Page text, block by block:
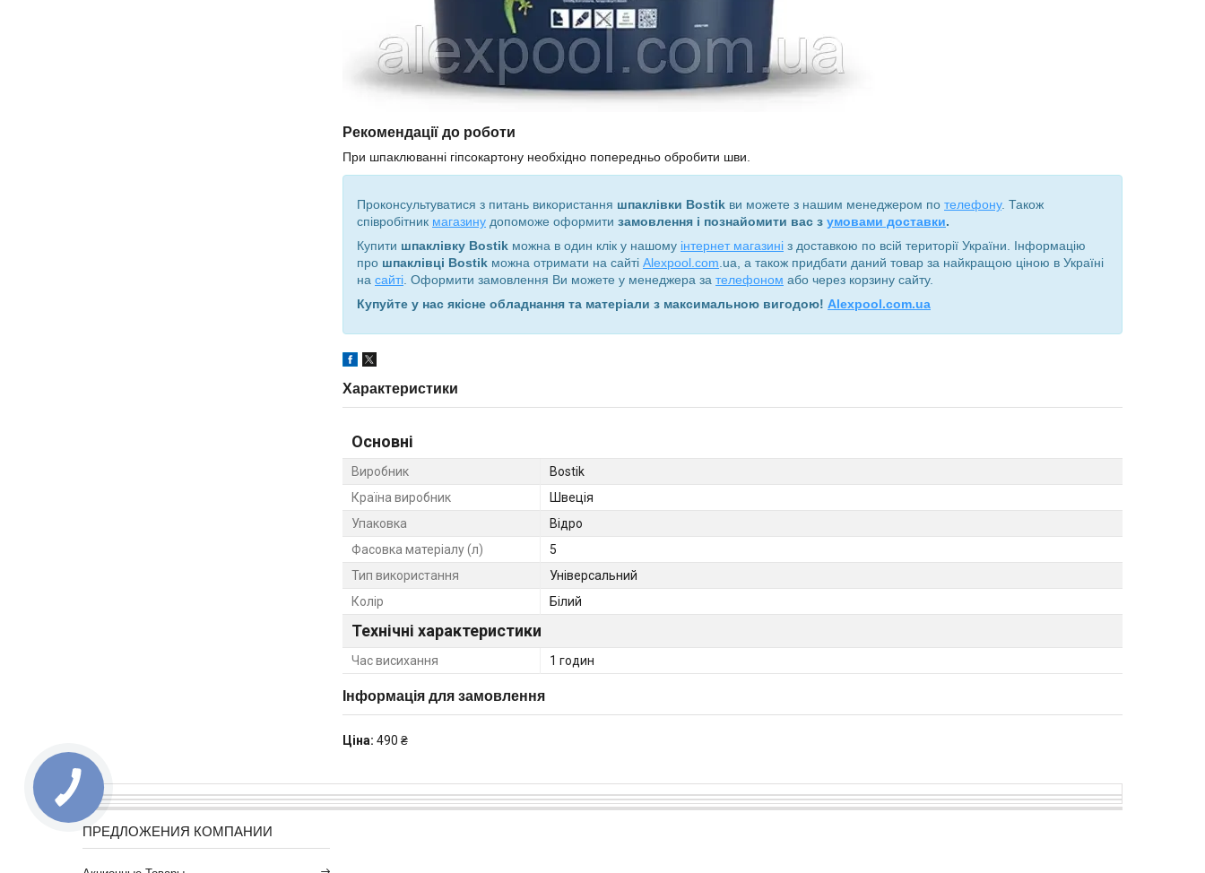
Рекомендації до роботи
При шпаклюванні гіпсокартону необхідно попередньо обробити шви.
Проконсультуватися з питань використання шпаклівки Bostik ви можете з нашим менеджером по телефону. Також
співробітник магазину допоможе оформити замовлення і познайомити вас з умовами доставки.
Купити шпаклівку Bostik можна в один клік у нашому інтернет магазині з доставкою по всій території України. Інформацію
про шпаклівці Bostik можна отримати на сайті Alexpool.com .ua, а також придбати даний товар за найкращою ціною в Україні
на сайті . Оформити замовлення Ви можете у менеджера за телефоном або через корзину сайту.
Купуйте у нас якісне обладнання та матеріали з максимальною вигодою! Alexpool.com.ua
Характеристики
Основні
Виробник
Bostik
Країна виробник
Швеція
Упаковка
Відро
Фасовка матеріалу (л)
5
Тип використання
Універсальний
Колір
Білий
Технічні характеристики
Час висихання 1 годин
Інформація для замовлення
Ціна: 490 ₴
ПРЕДЛОЖЕНИЯ КОМПАНИИ